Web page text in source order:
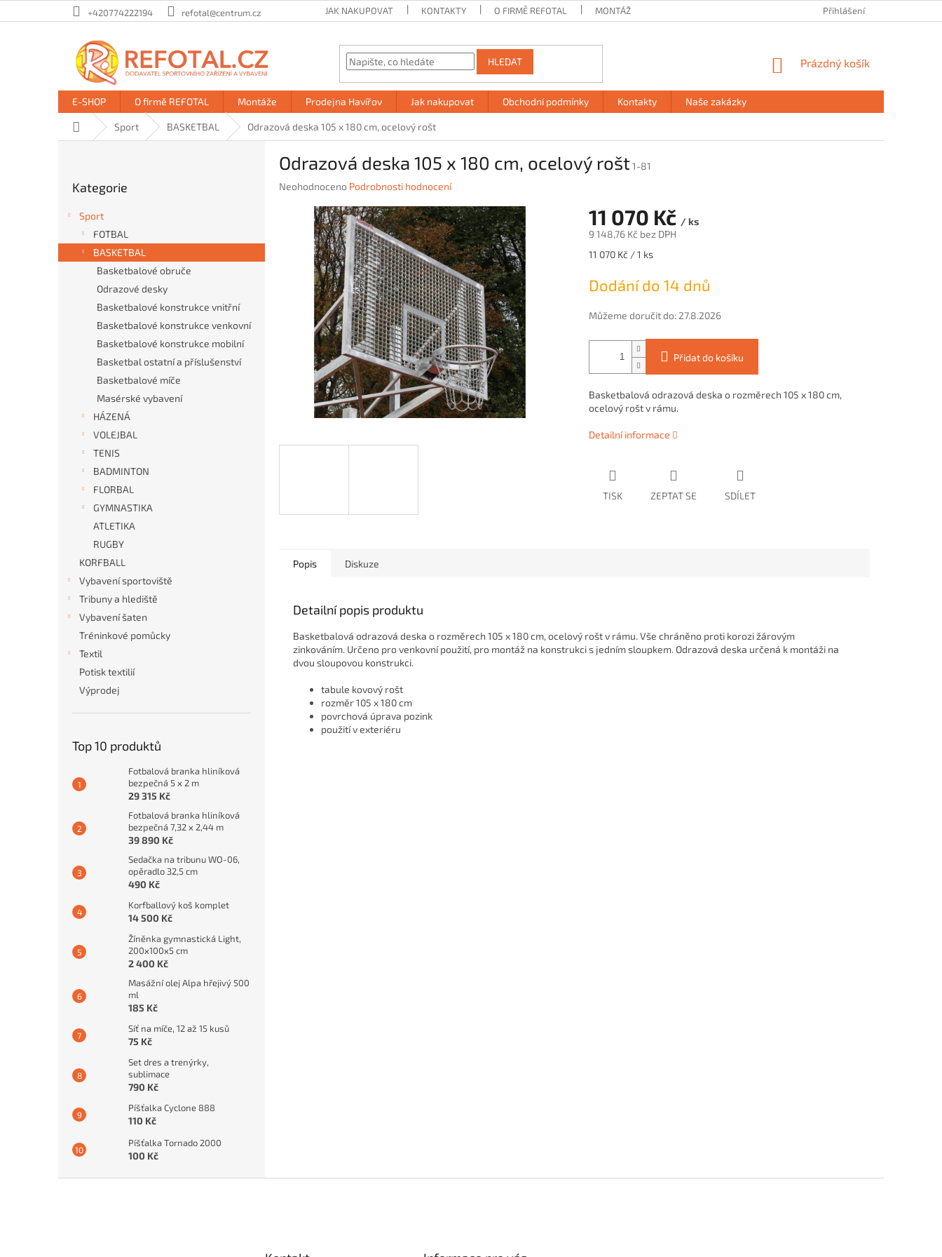
na
+420774222194 refotal@centrum.cz JAK NAKUPOVAT KONTAKTY O FIRMĚ REFOTAL MONTÁŽE PODMÍNKY OCHRANY OSOBNÍCH ÚDAJŮ
Přihlášení
HLEDAT
NÁKUPNÍ
Prázdný košík
E-SHOP O firmě REFOTAL Montáže Prodejna Havířov Jak nakupovat Obchodní podmínky Kontakty Naše zakázky
Domů Sport BASKETBAL Odrazová deska 105 x 180 cm, ocelový rošt
n
kategorie
Kategorie
Sport
FOTBAL
BASKETBAL
Basketbalové obruče
Odrazové desky
Basketbalové konstrukce vnitřní
Basketbalové konstrukce venkovní
Basketbalové konstrukce mobilní
Basketbal ostatní a příslušenství
Basketbalové míče
Masérské vybavení
HÁZENÁ
VOLEJBAL
TENIS
BADMINTON
FLORBAL
GYMNASTIKA
ATLETIKA
RUGBY
KORFBALL
Vybavení sportoviště
Tribuny a hlediště
Vybavení šaten
Tréninkové pomůcky
Textil
Potisk textilií
Výprodej
Top 10 produktů
Fotbalová branka hliníková
bezpečná 5 x 2 m
29 315 Kč
Fotbalová branka hliníková
bezpečná 7,32 x 2,44 m
39 890 Kč
Sedačka na tribunu WO-06,
opěradlo 32,5 cm
490 Kč
Korfballový koš komplet
14 500 Kč
Žíněnka gymnastická Light,
200x100x5 cm
2 400 Kč
Masážní olej Alpa hřejivý 500
ml
185 Kč
Síť na míče, 12 až 15 kusů
75 Kč
Set dres a trenýrky,
sublimace
790 Kč
Píšťalka Cyclone 888
110 Kč
Píšťalka Tornado 2000
100 Kč
Odrazová deska 105 x 180 cm, ocelový rošt1-81
Průměrné
produktu
hvězdiček.
Neohodnoceno Podrobnosti hodnocení
11 070 Kč / ks
9 148,76 Kč bez DPH
Měrná
11 070 Kč / 1 ks
Dodání do 14 dnů
Můžeme doručit do: 27.8.2026
Přidat do košíku
Basketbalová odrazová deska o rozměrech 105 x 180 cm,
ocelový rošt v rámu.
Detailní informace
TISK ZEPTAT SE SDÍLET
Popis Diskuze
Detailní popis produktu
Basketbalová odrazová deska o rozměrech 105 x 180 cm, ocelový rošt v rámu. Vše chráněno proti korozi žárovým
zinkováním. Určeno pro venkovní použití, pro montáž na konstrukci s jedním sloupkem. Odrazová deska určená k montáži na
dvou sloupovou konstrukci.
tabule kovový rošt
rozměr 105 x 180 cm
povrchová úprava pozink
použití v exteriéru